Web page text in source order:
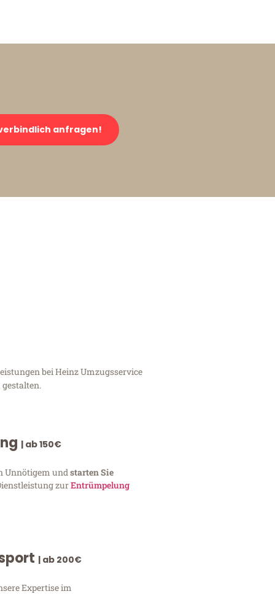
anfragen!
bei Heinz Umzugsservice
| ab 150€
Unnötigem undstarten Sie
zurEntrümpelung
| ab 200€
Expertise im